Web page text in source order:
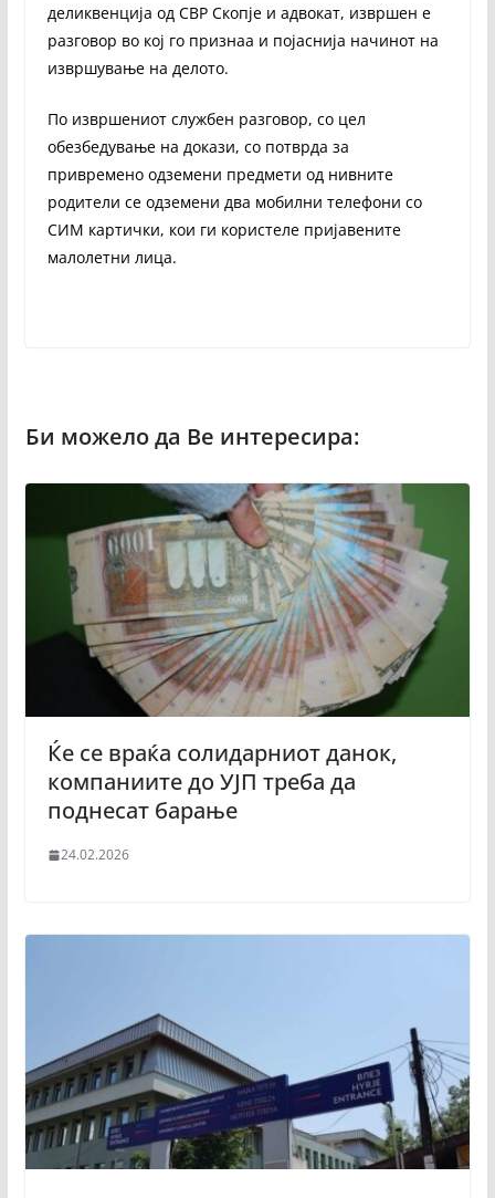
деликвенција од СВР Скопје и адвокат, извршен е
разговор во кој го признаа и појаснија начинот на
извршување на делото.
По извршениот службен разговор, со цел
обезбедување на докази, со потврда за
привремено одземени предмети од нивните
родители се одземени два мобилни телефони со
СИМ картички, кои ги користеле пријавените
малолетни лица.
Ќе се враќа солидарниот данок,
компаниите дo УЈП треба да
поднесат барање
24.02.2026